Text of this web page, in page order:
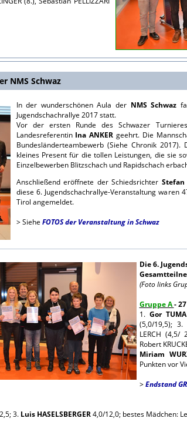
NMS Schwaz
In der wunderschönen Aula der NMS Schwaz
Jugendschachrallye 2017 statt.
Vor der ersten Runde des Schwazer
Landesreferentin Ina ANKER geehrt. Die
Bundesländerteambewerb (Siehe Chronik 2017).
kleines Present für die tollen Leistungen, die sie
Einzelbewerben Blitzschach und Rapidschach
Anschließend eröffnete der SchiedsrichterStefan
diese 6. Jugendschachrallye-Veranstaltung waren
Tirol angemeldet.
> Siehe FOTOS der Veranstaltung in Schwaz
Die 6.
(Foto links
Gruppe A-
1. Gor
(5,0/19,5); 3.
LERCH (4,5/
Robert
Miriam
Punkten vor
>Endstand
3.Luis HASELSBERGER4,0/12,0; bestes Mädchen: